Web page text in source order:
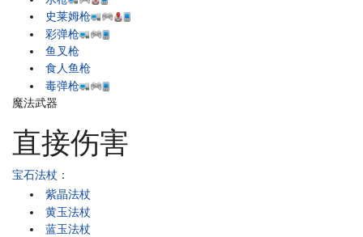
史莱姆枪
彩弹枪
鱼叉枪
食人鱼枪
毒弹枪
魔法武器
直接伤害
宝石法杖 ：
紫晶法杖
黄玉法杖
蓝玉法杖